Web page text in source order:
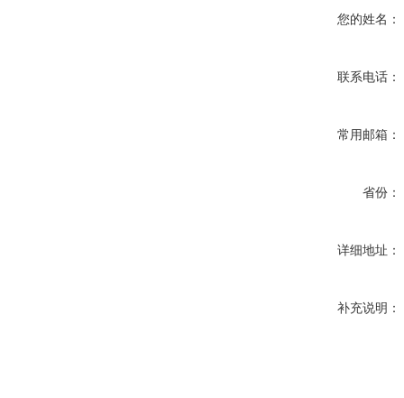
您的姓名：
联系电话：
常用邮箱：
省份：
详细地址：
补充说明：